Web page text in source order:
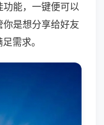
能，一键便可以
是想分享给好友
需求。